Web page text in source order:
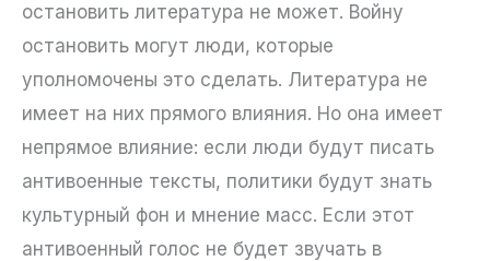
остановить литература не может. Войну
остановить могут люди, которые
уполномочены это сделать. Литература не
имеет на них прямого влияния. Но она имеет
непрямое влияние: если люди будут писать
антивоенные тексты, политики будут знать
культурный фон и мнение масс. Если этот
антивоенный голос не будет звучать в